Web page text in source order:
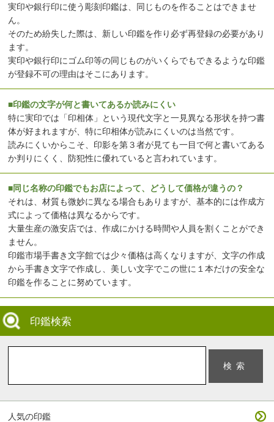
実印や銀行印に使う彫刻印鑑は、同じものを作ることはできませ
ん。
そのため紛失した際は、新しい印鑑を作り必ず再登録の必要があり
ます。
実印や銀行印にゴム印等の同じものがいくらでもできるような印鑑
が登録不可の理由はそこにあります。
■印鑑の文字が何と書いてあるか読みにくい
特に実印では「印相体」という現代文字と一見異なる形状を持つ書
体が好まれますが、特に印相体が読みにくいのは当然です。
読みにくいからこそ、印影を第３者が見ても一目で何と書いてある
か判りにくく、防犯性に優れていると言われています。
■同じ名称の印鑑でもお店によって、どうして価格が違うの？
それは、材質も微妙に異なる場合もありますが、基本的には作成方
式によって価格は異なるからです。
大量生産の激安店では、作成にかける時間や人員を割くことができ
ません。
印鑑市場手書き文字館では少々価格は高くなりますが、文字の作成
から手書き文字で作成し、美しい文字でこの世に１本だけの安全な
印鑑を作ることに努めています。
印鑑検索
人気の印鑑